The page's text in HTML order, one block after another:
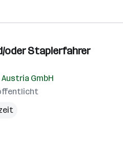
oder Staplerfahrer
GmbH